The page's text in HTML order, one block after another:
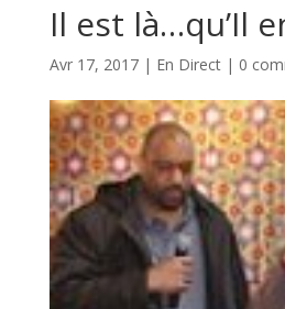
Il est là…qu’Il
Avr 17, 2017| En Direct| 0